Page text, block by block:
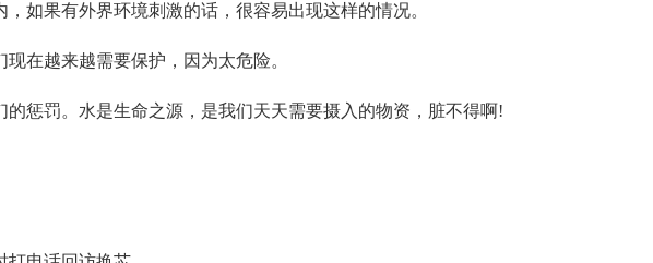
如果有外界环境刺激的话，很容易出现这样的情况。
在越来越需要保护，因为太危险。
惩罚。水是生命之源，是我们天天需要摄入的物资，脏不得啊!